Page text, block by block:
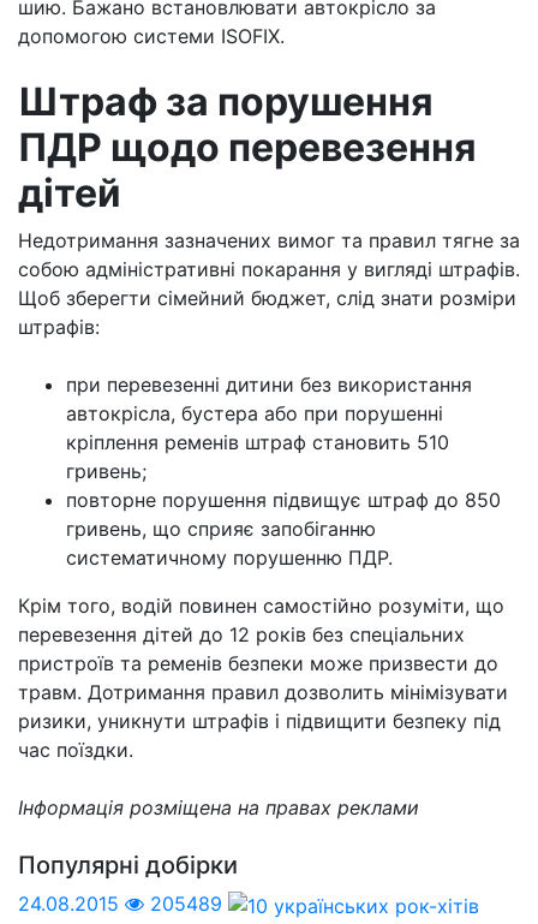
шию. Бажано встановлювати автокрісло за
допомогою системи ISOFIX.
Штраф за порушення
ПДР щодо перевезення
дітей
Недотримання зазначених вимог та правил тягне за
собою адміністративні покарання у вигляді штрафів.
Щоб зберегти сімейний бюджет, слід знати розміри
штрафів:
при перевезенні дитини без використання
автокрісла, бустера або при порушенні
кріплення ременів штраф становить 510
гривень;
повторне порушення підвищує штраф до 850
гривень, що сприяє запобіганню
систематичному порушенню ПДР.
Крім того, водій повинен самостійно розуміти, що
перевезення дітей до 12 років без спеціальних
пристроїв та ременів безпеки може призвести до
травм. Дотримання правил дозволить мінімізувати
ризики, уникнути штрафів і підвищити безпеку під
час поїздки.
Інформація розміщена на правах реклами
Популярні добірки
24.08.2015
205489